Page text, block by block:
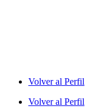
Volver al Perfil
Volver al Perfil